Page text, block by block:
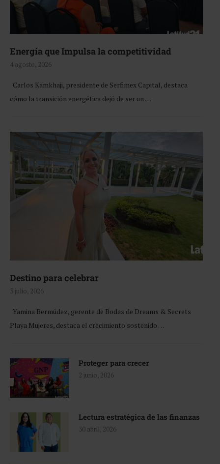
Energía que Impulsa la competitividad
4 agosto, 2026
Carlos Kamkhaji, presidente de Serfimex Capital, destaca
cómo la transición energética dejó de ser un …
Destino para celebrar
3 julio, 2026
Yamina Bermúdez, gerente de Bodas de Dreams & Secrets
Playa Mujeres, destaca el crecimiento sostenido …
Proteger para crecer
2 junio, 2026
Lectura estratégica de las finanzas
30 abril, 2026